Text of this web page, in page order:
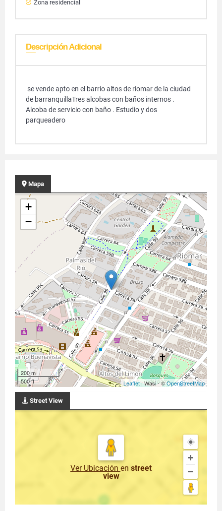
Zona residencial
Descripción Adicional
se vende apto en el barrio altos de riomar de la ciudad
de barranquillaTres alcobas con baños internos .
Alcoba de servicio con baño . Estudio y dos
parqueadero
Mapa
+
−
200 m
500 ft
Leaflet| Wasi - ©OpenStreetMap
Street View
Ver Ubicación en street
view